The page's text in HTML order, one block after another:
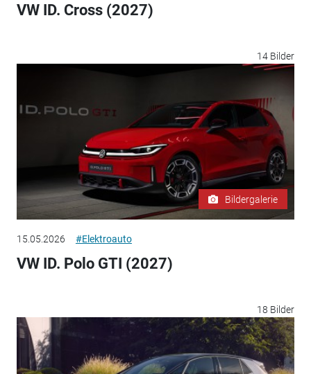
VW ID. Cross (2027)
14 Bilder
Bildergalerie
15.05.2026 #Elektroauto
VW ID. Polo GTI (2027)
18 Bilder